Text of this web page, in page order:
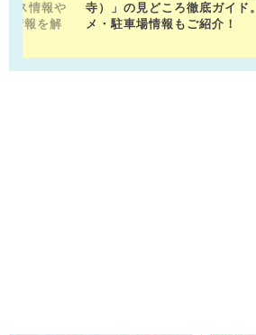
ス情報や
情報を解
寺）」の見どころ徹底ガイド
メ・駐車場情報もご紹介！